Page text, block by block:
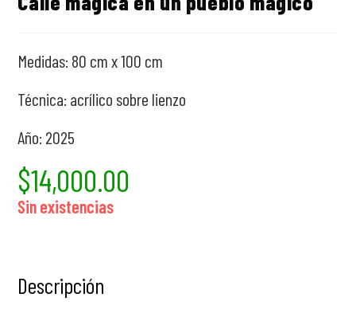
Medidas: 80 cm x 100 cm
Técnica: acrílico sobre lienzo
Año: 2025
$14,000.00
Sin existencias
Descripción